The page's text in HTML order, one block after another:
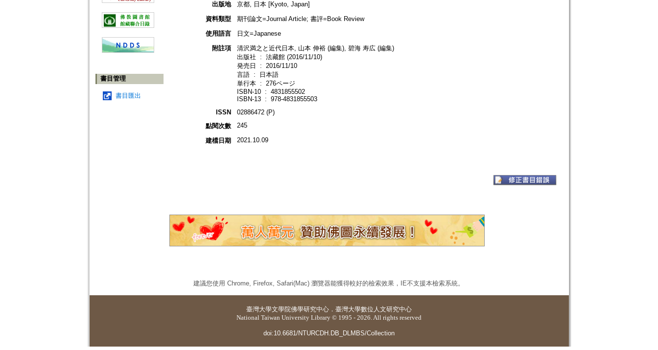
書目管理
書目匯出
出版地
京都, 日本 [Kyoto, Japan]
資料類型
期刊論文=Journal Article; 書評=Book Review
使用語言
日文=Japanese
附註項
清沢満之と近代日本, 山本 伸裕 (編集), 碧海 寿広 (編集)
出版社 ‏ : ‎ 法藏館 (2016/11/10)
発売日 ‏ : ‎ 2016/11/10
言語 ‏ : ‎ 日本語
単行本 ‏ : ‎ 276ページ
ISBN-10 ‏ : ‎ 4831855502
ISBN-13 ‏ : ‎ 978-4831855503
ISSN
02886472 (P)
點閱次數
245
建檔日期 2021.10.09
建議您使用 Chrome, Firefox, Safari(Mac) 瀏覽器能獲得較好的檢索效果，IE不支援本檢索系統。
臺灣大學文學院佛學研究中心 ． 臺灣大學數位人文研究中心
National Taiwan University Library © 1995 - 2026. All rights reserved
doi:10.6681/NTURCDH.DB_DLMBS/Collection